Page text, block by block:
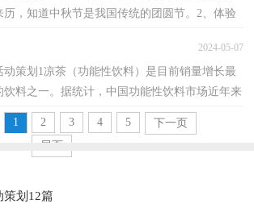
，知道中秋节是我国传统的团圆节。2、体验
2024-05-07
策划1凉茶（功能性饮料）是目前销量增长最
料之一。据统计，中国功能性饮料市场近年来
３％左右。20xx年世界功能饮料市场可...
1 2 3 4 5
下一页
尾页
策划12篇